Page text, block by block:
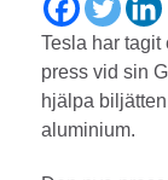
Tesla har tagit
press vid sin
hjälpa
aluminium.